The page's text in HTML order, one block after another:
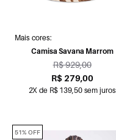
Mais cores:
Camisa Savana Marrom
R$ 929,00
R$ 279,00
2X de R$ 139,50 sem juros
51% OFF